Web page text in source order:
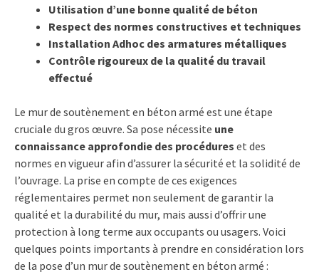
Utilisation d’une bonne qualité de béton
Respect des normes constructives et techniques
Installation Adhoc des armatures métalliques
Contrôle rigoureux de la qualité du travail
effectué
Le mur de soutènement en béton armé est une étape
cruciale du gros œuvre. Sa pose nécessite une
connaissance approfondie des procédures et des
normes en vigueur afin d’assurer la sécurité et la solidité de
l’ouvrage. La prise en compte de ces exigences
réglementaires permet non seulement de garantir la
qualité et la durabilité du mur, mais aussi d’offrir une
protection à long terme aux occupants ou usagers. Voici
quelques points importants à prendre en considération lors
de la pose d’un mur de soutènement en béton armé :